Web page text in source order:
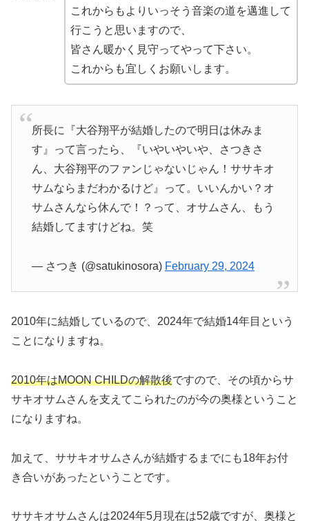
これからもよりいっそう音楽の道を邁進して
行こうと思いますので、
皆さん暖かく見守ってやって下さい。
これからも宜しくお願いします。
所長に『大谷翔平が結婚したので明日は休みま
す』って言ったら、『いやいやいや、さつきさ
ん、大谷翔平のファンじゃないじゃん！ササキオ
サムならまだわかるけど』って。いいんかい？オ
サムさんなら休んで！？って、オサムさん、もう
結婚してますけどね。笑
— さつき (@satukinosora) February 29, 2024
2010年に結婚しているので、2024年で結婚14年目という
ことになりますね。
2010年はMOON CHILDの解散後ですので、その頃からサ
サキオサムさんを支えてこられたのが今の奥様ということ
になりますね。
加えて、ササキオサムさんが結婚するまでにも18年お付
き合いがあったということです。
ササキオサムさんは2024年5月現在は52歳ですが、奥様と